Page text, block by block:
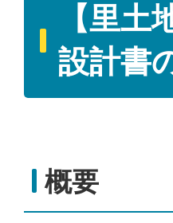
【里
設計書
概要